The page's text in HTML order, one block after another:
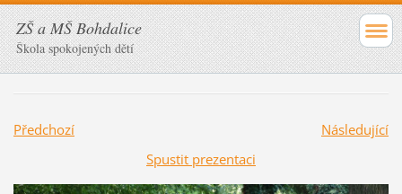
ZŠ a MŠ Bohdalice
Škola spokojených dětí
Předchozí
Následující
Spustit prezentaci